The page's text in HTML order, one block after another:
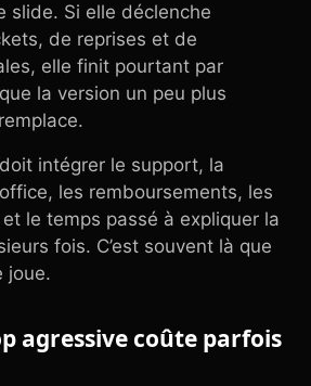
slide. Si elle déclenche
de reprises et de
elle finit pourtant par
la version un peu plus
intégrer le support, la
les remboursements, les
le temps passé à expliquer la
fois. C’est souvent là que
joue.
agressive coûte parfois